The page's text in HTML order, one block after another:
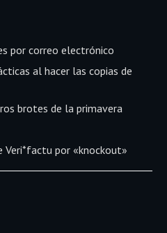
por correo electrónico
al hacer las copias de
brotes de la primavera
Veri*factu por «knockout»